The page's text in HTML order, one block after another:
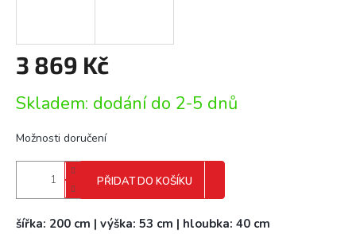
3 869 Kč
cena:
Skladem: dodání do 2-5 dnů
Možnosti doručení
PŘIDAT DO KOŠÍKU
šířka: 200 cm | výška: 53 cm | hloubka: 40 cm